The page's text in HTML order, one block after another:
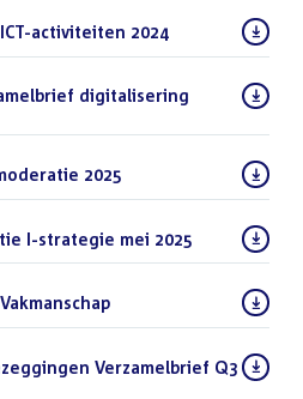
activiteiten 2024(PDF)
digitalisering
2025
I-strategie mei 2025
(PDF)
Verzamelbrief Q3